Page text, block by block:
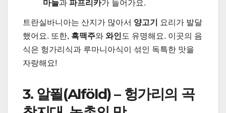
마늘과 파프리카가 들어가요.
트란실바니아는 산지가 많아서 양고기
요리가 발달
했어요. 또한, 흑맥주와 와인 도 유명해요. 이곳의 음
식은 헝가리식과 루마니아식이 섞인 독특한 맛을
자랑해요!
3. 알푈(Alföld) – 헝가리의 곡